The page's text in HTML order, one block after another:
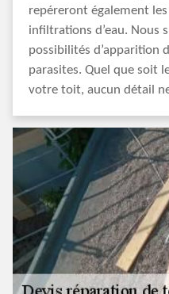
repéreront également
infiltrations d’eau. Nous
possibilités d’apparition
parasites. Quel que soit
votre toit, aucun détail